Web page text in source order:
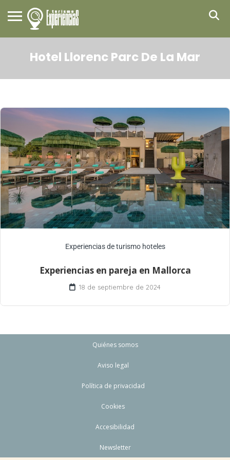
Hotel Llorenc Parc De La Mar
Experiencias de turismo hoteles
Experiencias en pareja en Mallorca
18 de septiembre de 2024
Quiénes somos
Aviso legal
Política de privacidad
Cookies
Accesibilidad
Newsletter